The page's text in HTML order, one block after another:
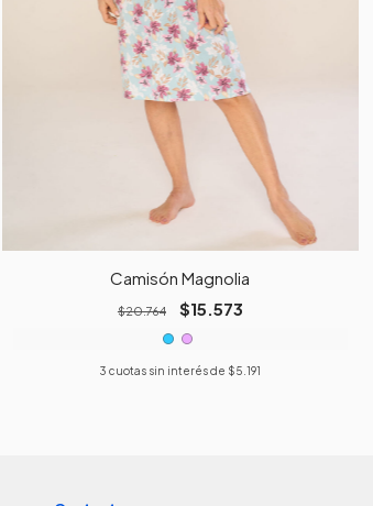
Camisón Magnolia
$20.764 $15.573
3 cuotas sin interés de $5.191